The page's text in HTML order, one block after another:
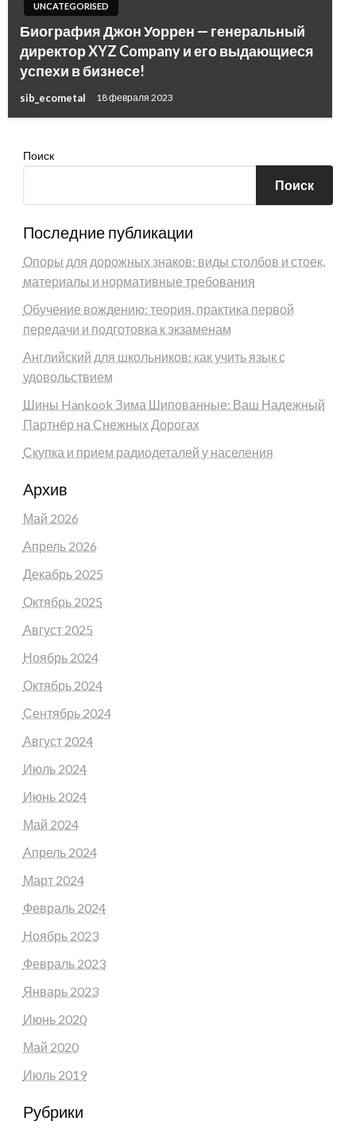
UNCATEGORISED
Биография Джон Уоррен — генеральный
директор XYZ Company и его выдающиеся
успехи в бизнесе!
sib_ecometal 18 февраля 2023
Поиск
Поиск
Последние публикации
Опоры для дорожных знаков: виды столбов и стоек,
материалы и нормативные требования
Обучение вождению: теория, практика первой
передачи и подготовка к экзаменам
Английский для школьников: как учить язык с
удовольствием
Шины Hankook Зима Шипованные: Ваш Надежный
Партнёр на Снежных Дорогах
Скупка и прием радиодеталей у населения
Архив
Май 2026
Апрель 2026
Декабрь 2025
Октябрь 2025
Август 2025
Ноябрь 2024
Октябрь 2024
Сентябрь 2024
Август 2024
Июль 2024
Июнь 2024
Май 2024
Апрель 2024
Март 2024
Февраль 2024
Ноябрь 2023
Февраль 2023
Январь 2023
Июнь 2020
Май 2020
Июль 2019
Рубрики